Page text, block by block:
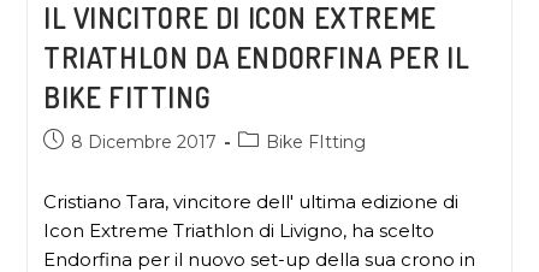
IL VINCITORE DI ICON EXTREME
TRIATHLON DA ENDORFINA PER IL
BIKE FITTING
8 Dicembre 2017 Bike FItting
Cristiano Tara, vincitore dell' ultima edizione di
Icon Extreme Triathlon di Livigno, ha scelto
Endorfina per il nuovo set-up della sua crono in